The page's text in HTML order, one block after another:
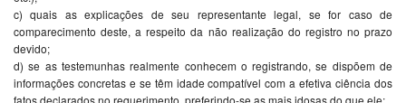
c) quais as explicações de seu representante legal, se for caso de
comparecimento deste, a respeito da não realização do registro no prazo
devido;
d) se as testemunhas realmente conhecem o registrando, se dispõem de
informações concretas e se têm idade compatível com a efetiva ciência dos